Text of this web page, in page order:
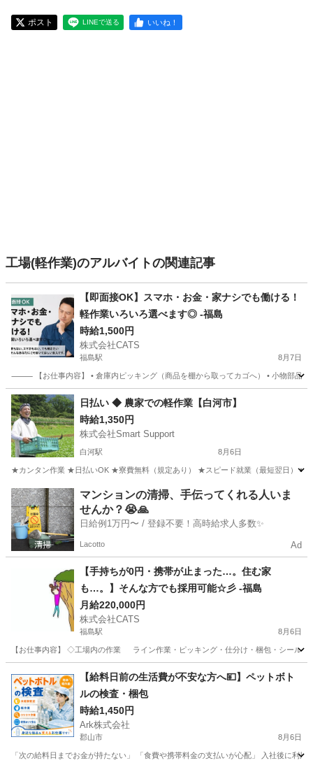
ポスト LINEで送る いいね！
工場(軽作業)のアルバイトの関連記事
【即面接OK】スマホ・お金・家ナシでも働ける！
軽作業いろいろ選べます◎ -福島
時給1,500円
株式会社CATS
福島駅 8月7日
⸻ 【お仕事内容】 • 倉庫内ピッキング（商品を棚から取ってカゴへ） • 小物部品や
福島 福島市 福島駅 仕分け ライン
日払い ◆ 農家での軽作業【白河市】
時給1,350円
株式会社Smart Support
白河駅 8月6日
★カンタン作業 ★日払いOK ★寮費無料（規定あり） ★スピード就業（最短翌日） ■
福島 白河市 白河駅 仕分け 雑草
マンションの清掃、手伝ってくれる人いま
せんか？😭🙏
日給例1万円〜 / 登録不要！高時給求人多数✨
Lacotto Ad
【手持ちが0円・携帯が止まった…。住む家
も…。】そんな方でも採用可能☆彡 -福島
月給220,000円
株式会社CATS
福島駅 8月6日
【お仕事内容】 ◇工場内の作業 ライン作業・ピッキング・仕分け・梱包・シール
福島駅 仕分け ライン
【給料日前の生活費が不安な方へ💴】ペットボト
ルの検査・梱包
時給1,450円
Ark株式会社
郡山市 8月6日
「次の給料日までお金が持たない」 「食費や携帯料金の支払いが心配」 入社後に利